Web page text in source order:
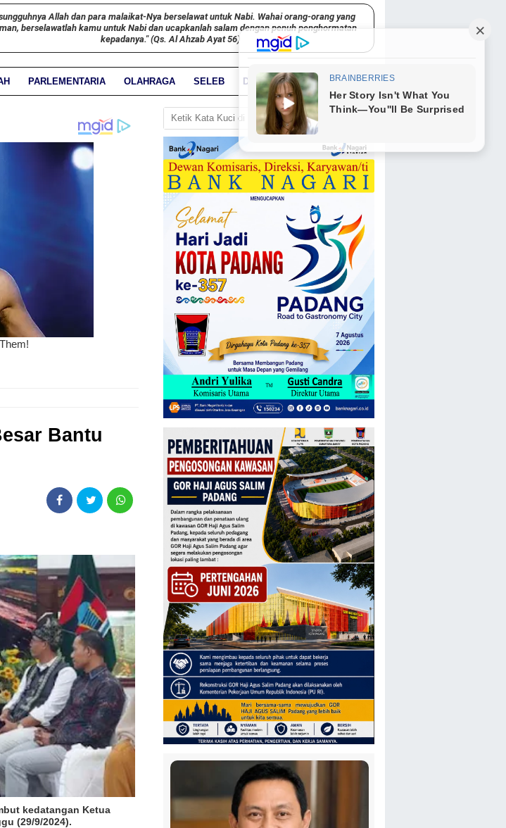
Allah dan para malaikat-Nya berselawat untuk Nabi. Wahai orang-orang yang
berselawatlah kamu untuk Nabi dan ucapkanlah salam dengan penuh penghormatan
kepadanya." (Qs. Al Ahzab Ayat 56)
PARLEMENTARIA OLAHRAGA SELEB DUNIA PARIWARA
Bantu
kedatangan Ketua
(29/9/2024).